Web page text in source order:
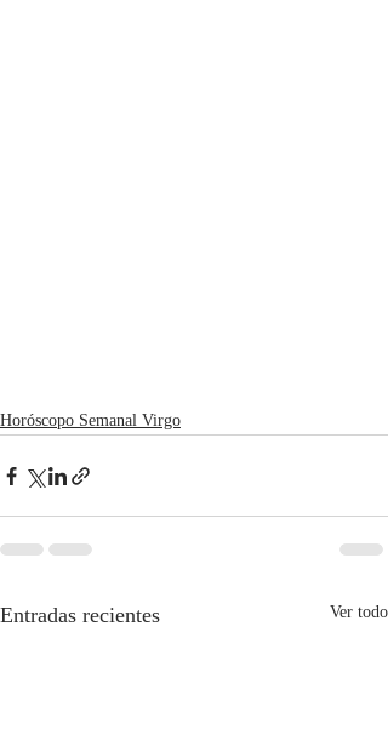
Horóscopo Semanal Virgo
Entradas recientes Ver todo